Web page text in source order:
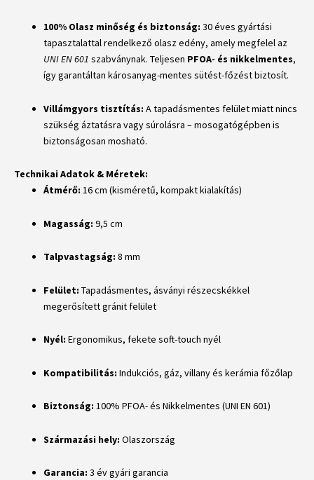
100% Olasz minőség és biztonság: 30 éves gyártási
tapasztalattal rendelkező olasz edény, amely megfelel az
UNI EN 601 szabványnak. Teljesen PFOA- és nikkelmentes,
így garantáltan károsanyag-mentes sütést-főzést biztosít.
Villámgyors tisztítás: A tapadásmentes felület miatt nincs
szükség áztatásra vagy súrolásra – mosogatógépben is
biztonságosan mosható.
Technikai Adatok & Méretek:
Átmérő: 16 cm (kisméretű, kompakt kialakítás)
Magasság: 9,5 cm
Talpvastagság: 8 mm
Felület: Tapadásmentes, ásványi részecskékkel
megerősített gránit felület
Nyél: Ergonomikus, fekete soft-touch nyél
Kompatibilitás: Indukciós, gáz, villany és kerámia főzőlap
Biztonság: 100% PFOA- és Nikkelmentes (UNI EN 601)
Származási hely: Olaszország
Garancia: 3 év gyári garancia